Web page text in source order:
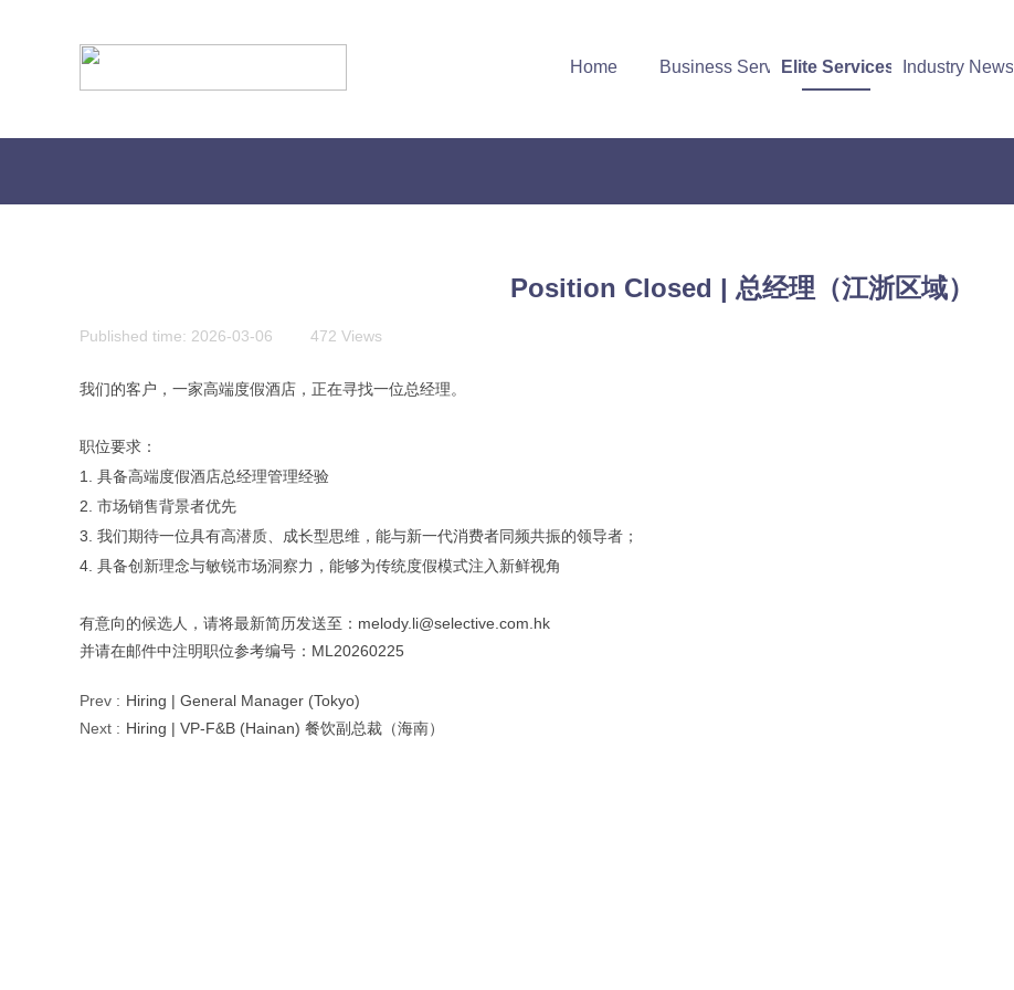
Home Business ServicesElite Services Industry News
Position Closed | 总经理（江浙区域）
Published time: 2026-03-06 472 Views
我们的客户，一家高端度假酒店，正在寻找一位总经理。
职位要求：
1. 具备高端度假酒店总经理管理经验
2. 市场销售背景者优先
3. 我们期待一位具有高潜质、成长型思维，能与新一代消费者同频共振的领导者；
4. 具备创新理念与敏锐市场洞察力，能够为传统度假模式注入新鲜视角
有意向的候选人，请将最新简历发送至： melody.li@selective.com.hk
并请在邮件中注明职位参考编号：ML20260225
Prev : Hiring | General Manager (Tokyo)
Next : Hiring | VP-F&B (Hainan) 餐饮副总裁（海南）
贴心为您服务，快捷实现您的会计需求